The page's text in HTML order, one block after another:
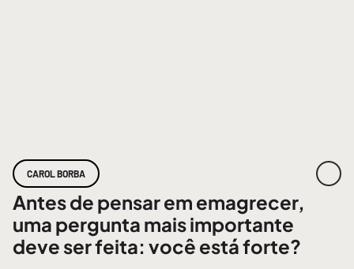
CAROL BORBA
Antes de pensar em emagrecer,
uma pergunta mais importante
deve ser feita: você está forte?